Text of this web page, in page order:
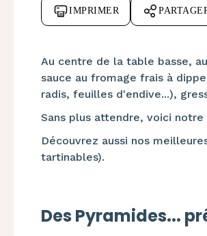
Dip amande & chèvre
IMPRIMER
Au centre de la table basse,
sauce au fromage frais à
radis, feuilles d'endive...),
Sans plus attendre, voici
Découvrez aussi nos
tartinables).
Des Pyramides...